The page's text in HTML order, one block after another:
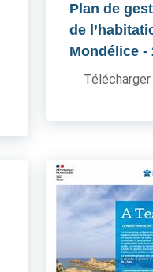
Plan de
de
Mondélice -